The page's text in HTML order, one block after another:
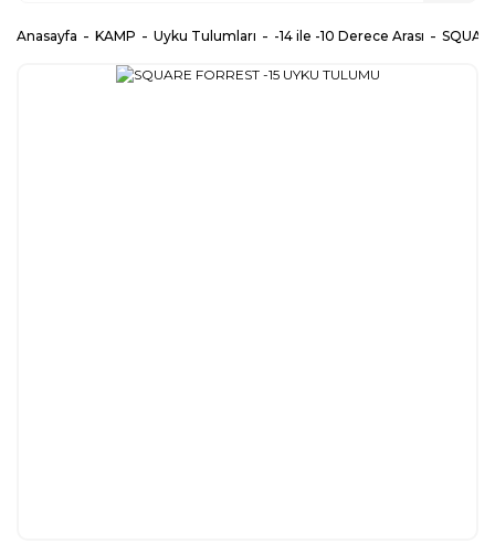
Anasayfa KAMP Uyku Tulumları -14 ile -10 Derece Arası